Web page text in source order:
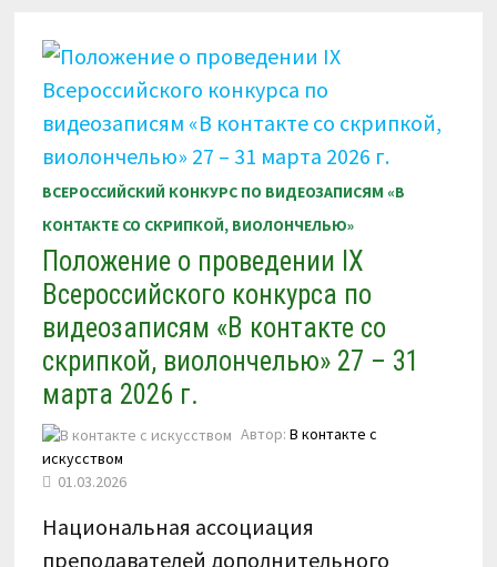
ВСЕРОССИЙСКИЙ КОНКУРС ПО ВИДЕОЗАПИСЯМ «В
КОНТАКТЕ СО СКРИПКОЙ, ВИОЛОНЧЕЛЬЮ»
Положение о проведении IX
Всероссийского конкурса по
видеозаписям «В контакте со
скрипкой, виолончелью» 27 – 31
марта 2026 г.
Автор:В контакте с
искусством
01.03.2026
Национальная ассоциация
преподавателей дополнительного